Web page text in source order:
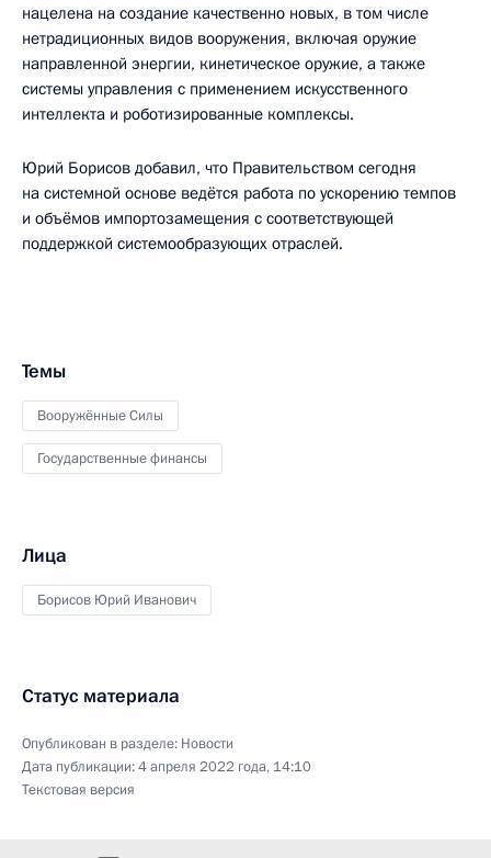
нацелена на создание качественно новых, в том числе
нетрадиционных видов вооружения, включая оружие
направленной энергии, кинетическое оружие, а также
системы управления с применением искусственного
интеллекта и роботизированные комплексы.
Юрий Борисов добавил, что Правительством сегодня
на системной основе ведётся работа по ускорению темпов
и объёмов импортозамещения с соответствующей
поддержкой системообразующих отраслей.
Темы
Вооружённые Силы
Государственные финансы
Лица
Борисов Юрий Иванович
Статус материала
Опубликован в разделе: Новости
Дата публикации:4 апреля 2022 года, 14:10
Текстовая версия